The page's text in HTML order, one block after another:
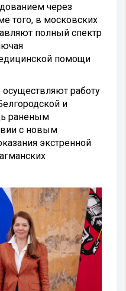
через
того, в московских
полный спектр
помощи
работу
и
раненым
с новым
экстренной